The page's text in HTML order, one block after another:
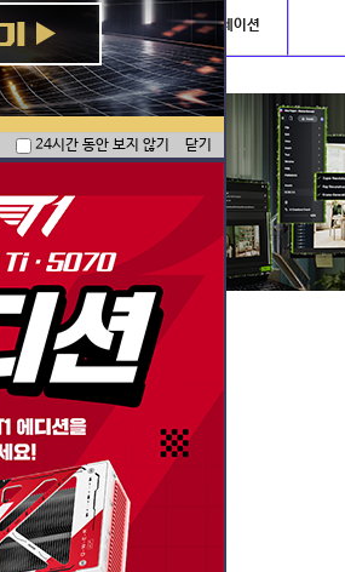
스트아크 플라이트시뮬레이션
음
24시간 동안 보지 않기 닫기